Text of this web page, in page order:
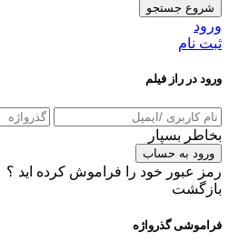
شروع جستجو
ورود
ثبت نام
ورود در راز فیلم
بخاطر بسپار
ورود به حساب
رمز عبور خود را فراموش کرده اید ؟
بازگشت
فراموشی گذرواژه